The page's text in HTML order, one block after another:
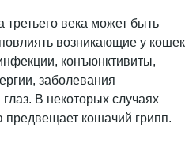
века может быть
возникающие у кошек
конъюнктивиты,
заболевания
В некоторых случаях
предвещает кошачий грипп.